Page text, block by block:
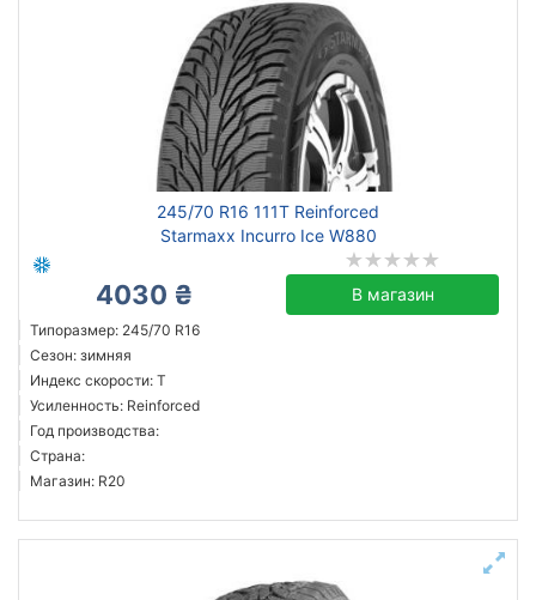
245/70 R16 111T Reinforced
Starmaxx Incurro Ice W880
4030 ₴ В магазин
Типоразмер: 245/70 R16
Сезон: зимняя
Индекс скорости: T
Усиленность: Reinforced
Год производства:
Страна:
Магазин: R20